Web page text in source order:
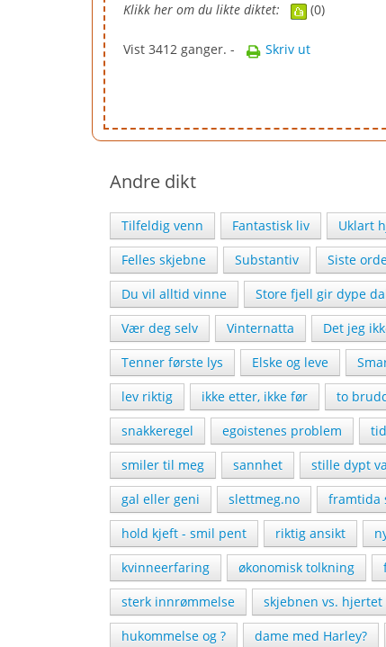
Klikk her om du likte diktet: (0)
Vist 3412 ganger. - Skriv ut
Andre dikt
Tilfeldig venn Fantastisk liv Uklart
Felles skjebne
Substantiv Siste
Du vil alltid vinne
Store fjell gir dype
Vær deg selv
Vinternatta Det jeg
Tenner første lys
Elske og leve
lev riktig
ikke etter, ikke før to
snakkeregel
egoistenes problem
smiler til meg
sannhet stille dypt
gal eller geni
slettmeg.no framtida
hold kjeft - smil pent
riktig ansikt
kvinneerfaring
økonomisk tolkning
sterk innrømmelse
skjebnen vs. hjertet
hukommelse og ?
dame med Harley?